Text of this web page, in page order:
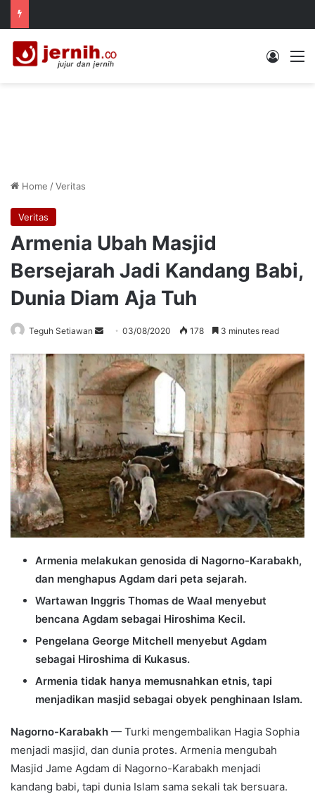
Log In
Home /Veritas
Veritas
Armenia Ubah Masjid
Bersejarah Jadi Kandang Babi,
Dunia Diam Aja Tuh
Teguh Setiawan
Send
email
03/08/2020 178 3 minutes read
Armenia melakukan genosida di Nagorno-Karabakh,
dan menghapus Agdam dari peta sejarah.
Wartawan Inggris Thomas de Waal menyebut
bencana Agdam sebagai Hiroshima Kecil.
Pengelana George Mitchell menyebut Agdam
sebagai Hiroshima di Kukasus.
Armenia tidak hanya memusnahkan etnis, tapi
menjadikan masjid sebagai obyek penghinaan Islam.
Nagorno-Karabakh — Turki mengembalikan Hagia Sophia
menjadi masjid, dan dunia protes. Armenia mengubah
Masjid Jame Agdam di Nagorno-Karabakh menjadi
kandang babi, tapi dunia Islam sama sekali tak bersuara.